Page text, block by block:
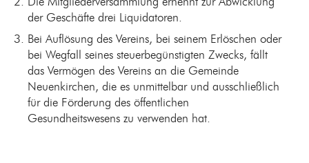
Die Mitgliederversammlung ernennt zur Abwicklung
der Geschäfte drei Liquidatoren.
Bei Auflösung des Vereins, bei seinem Erlöschen oder
bei Wegfall seines steuerbegünstigten Zwecks, fällt
das Vermögen des Vereins an die Gemeinde
Neuenkirchen, die es unmittelbar und ausschließlich
für die Förderung des öffentlichen
Gesundheitswesens zu verwenden hat.